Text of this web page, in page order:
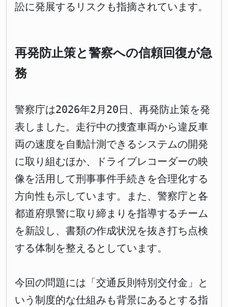
訟に発展するリスクも指摘されています。
再発防止策と警察への信頼回復が急
務
警察庁は2026年2月20日、再発防止策を発
表しました。走行中の捜査車両から違反車
両の速度を自動計測できるシステムの開発
に取り組むほか、ドライブレコーダーの映
像を活用して刑事事件手続きを合理化する
方向性も示しています。また、警察庁と各
都道府県警に取り締まりを指導するチーム
を新設し、書類の作成状況を抜き打ち点検
する体制を整えるとしています。
今回の問題には「交通反則特別交付金」と
いう制度的な仕組みも背景にあるとする指